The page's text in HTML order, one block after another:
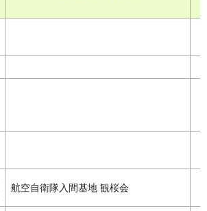
航空自衛隊入間基地 観桜会